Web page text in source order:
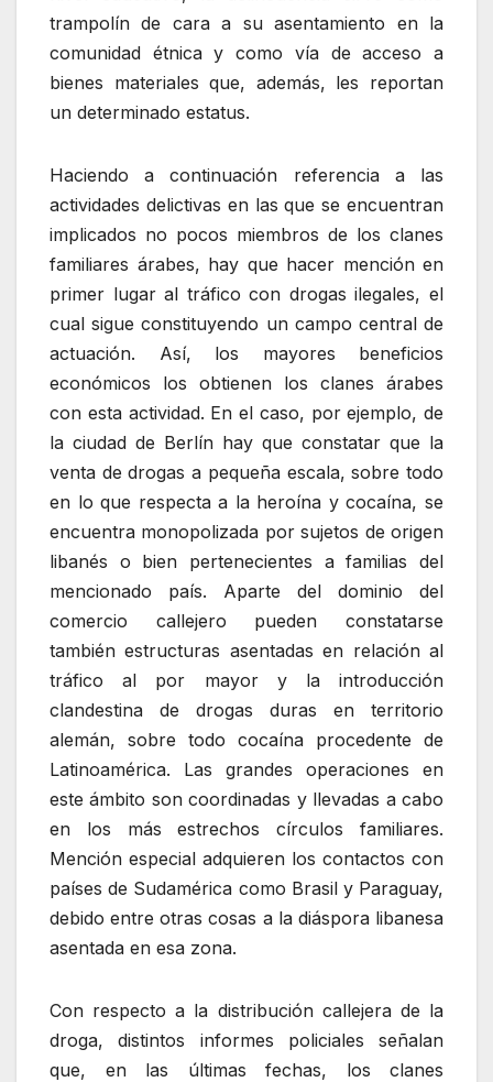
trampolín de cara a su asentamiento en la
comunidad étnica y como vía de acceso a
bienes materiales que, además, les reportan
un determinado estatus.
Haciendo a continuación referencia a las
actividades delictivas en las que se encuentran
implicados no pocos miembros de los clanes
familiares árabes, hay que hacer mención en
primer lugar al tráfico con drogas ilegales, el
cual sigue constituyendo un campo central de
actuación. Así, los mayores beneficios
económicos los obtienen los clanes árabes
con esta actividad. En el caso, por ejemplo, de
la ciudad de Berlín hay que constatar que la
venta de drogas a pequeña escala, sobre todo
en lo que respecta a la heroína y cocaína, se
encuentra monopolizada por sujetos de origen
libanés o bien pertenecientes a familias del
mencionado país. Aparte del dominio del
comercio callejero pueden constatarse
también estructuras asentadas en relación al
tráfico al por mayor y la introducción
clandestina de drogas duras en territorio
alemán, sobre todo cocaína procedente de
Latinoamérica. Las grandes operaciones en
este ámbito son coordinadas y llevadas a cabo
en los más estrechos círculos familiares.
Mención especial adquieren los contactos con
países de Sudamérica como Brasil y Paraguay,
debido entre otras cosas a la diáspora libanesa
asentada en esa zona.
Con respecto a la distribución callejera de la
droga, distintos informes policiales señalan
que, en las últimas fechas, los clanes